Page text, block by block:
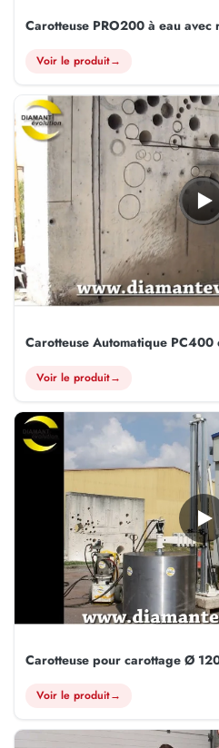
Carotteuse PRO200 à eau
Voir le produit→
Carotteuse Automatique PC400
Voir le produit→
Carotteuse pour carottage Ø
Voir le produit→